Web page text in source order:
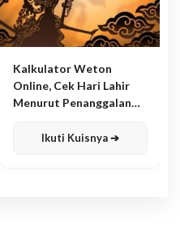
Kalkulator Weton
Online, Cek Hari Lahir
Menurut Penanggalan
Ikuti Kuisnya ➔